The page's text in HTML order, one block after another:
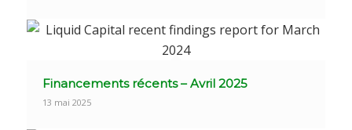
Financements récents – Avril 2025
13 mai 2025